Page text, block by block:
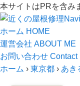
本サイトはPRを含み
ホーム HOME
運営会社 ABOUT ME
お問い合わせ Contact
ホーム › 東京都 › あき